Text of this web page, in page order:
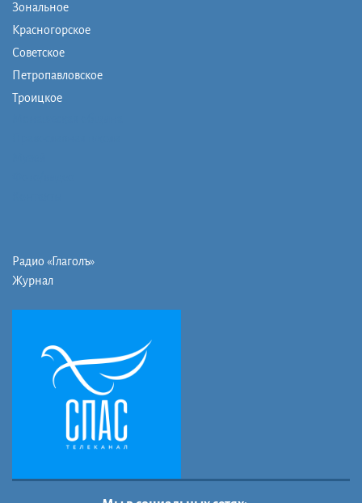
Зональное
Красногорское
Советское
Петропавловское
Троицкое
Радио «Глаголъ»
Журнал